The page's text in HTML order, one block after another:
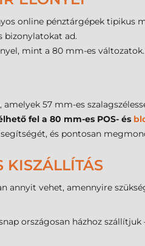
online pénztárgépek tipikus
bizonylatokat ad.
mint a 80 mm-es változatok.
57 mm-es
fel a 80 mm-es POS- és
és pontosan
KISZÁLLÍTÁS
annyit vehet, amennyire
országosan házhoz